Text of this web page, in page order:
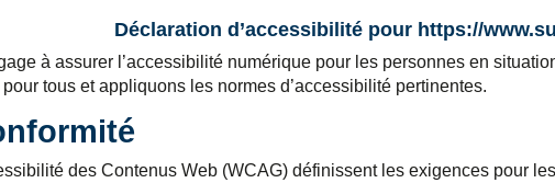
Déclaration d’accessibilité pour https://
à assurer l’accessibilité numérique pour les personnes en
pour tous et appliquons les normes d’accessibilité pertinentes.
des Contenus Web (WCAG) définissent les exigences pour